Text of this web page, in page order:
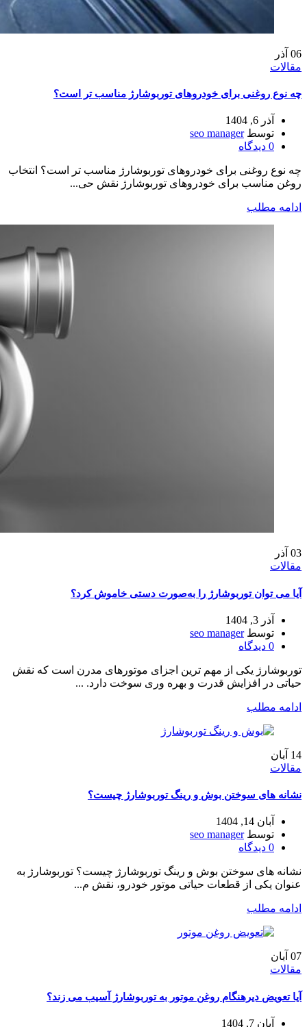
06 آذر
مقالات
چه نوع روغنی برای خودروهای توربوشارژ مناسب‌ تر است؟
آذر 6, 1404
توسط seo manager
0 دیدگاه
چه نوع روغنی برای خودروهای توربوشارژ مناسب‌ تر است؟ انتخاب
روغن مناسب برای خودروهای توربوشارژ نقش حی...
ادامه مطلب
03 آذر
مقالات
آیا می‌ توان توربوشارژ را به‌صورت دستی خاموش کرد؟
آذر 3, 1404
توسط seo manager
0 دیدگاه
توربوشارژ یکی از مهم ترین اجزای موتورهای مدرن است که نقش
حیاتی در افزایش قدرت و بهره وری سوخت دارد. ...
ادامه مطلب
14 آبان
مقالات
نشانه‌ های سوختن بوش و رینگ توربوشارژ چیست؟
آبان 14, 1404
توسط seo manager
0 دیدگاه
نشانه‌ های سوختن بوش و رینگ توربوشارژ چیست؟ توربوشارژ به
عنوان یکی از قطعات حیاتی موتور خودرو، نقش م...
ادامه مطلب
07 آبان
مقالات
آیا تعویض دیرهنگام روغن موتور به توربوشارژ آسیب می‌ زند؟
آبان 7, 1404